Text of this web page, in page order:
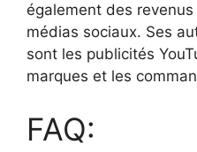
également des
médias sociaux. Ses
sont les publicités
marques et les
FAQ: